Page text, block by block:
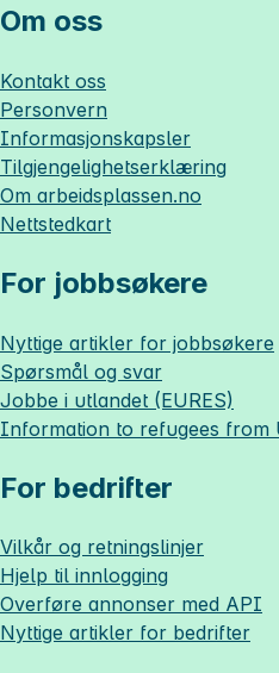
Om oss
Kontakt oss
Personvern
Informasjonskapsler
Tilgjengelighetserklæring
Om arbeidsplassen.no
Nettstedkart
For jobbsøkere
Nyttige artikler for jobbsøkere
Spørsmål og svar
Jobbe i utlandet (EURES)
Information to refugees from
For bedrifter
Vilkår og retningslinjer
Hjelp til innlogging
Overføre annonser med API
Nyttige artikler for bedrifter